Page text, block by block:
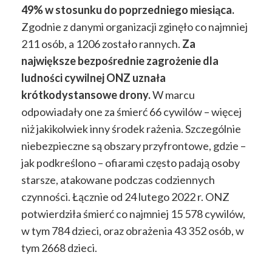
49% w stosunku do poprzedniego miesiąca.
Zgodnie z danymi organizacji zginęło co najmniej
211 osób, a 1206 zostało rannych. Za
największe bezpośrednie zagrożenie dla
ludności cywilnej ONZ uznała
krótkodystansowe drony.W marcu
odpowiadały one za śmierć 66 cywilów – więcej
niż jakikolwiek inny środek rażenia. Szczególnie
niebezpieczne są obszary przyfrontowe, gdzie –
jak podkreślono – ofiarami często padają osoby
starsze, atakowane podczas codziennych
czynności. Łącznie od 24 lutego 2022 r. ONZ
potwierdziła śmierć co najmniej 15 578 cywilów,
w tym 784 dzieci, oraz obrażenia 43 352 osób, w
tym 2668 dzieci.